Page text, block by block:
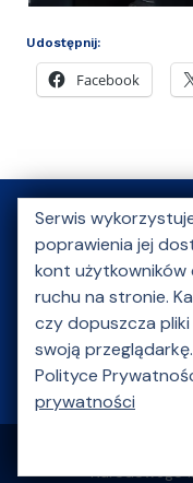
Udostępnij:
Facebook
O nas Aktualności
Szkoły letnie
Akcje
Wydarzenie
Partnerzy
Kontakt
© 2026 -
Narodowego
Serwis
poprawienia jej
kont
ruchu na stronie.
czy dopuszcza
swoją
Polityce
prywatności